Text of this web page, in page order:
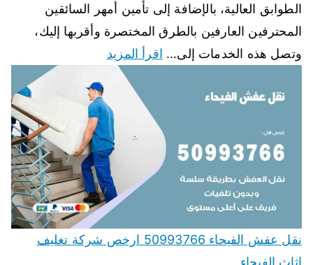
الطوابق العالية، بالإضافة إلى تأمين أمهر السائقين
المحترفين العارفين بالطرق المختصرة وأقربها إليك،
وتصل هذه الخدمات إلى… اقرأ المزيد
نقل عفش الفيحاء 50993766 ارخص شركة تغليف
اثاث الفيحاء